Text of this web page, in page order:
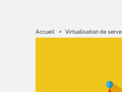
Accueil Virtualisation de